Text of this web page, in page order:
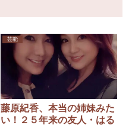
芸能
藤原紀香、本当の姉妹みた
い！２５年来の友人・はる